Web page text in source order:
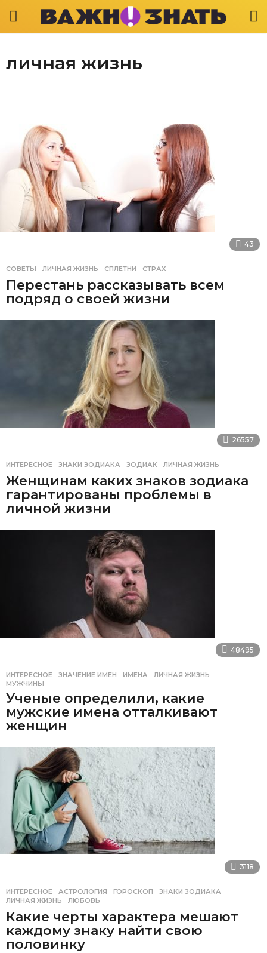
личная жизнь
43
СОВЕТЫ ЛИЧНАЯ ЖИЗНЬ ,СПЛЕТНИ ,СТРАХ
Перестань рассказывать всем
подряд о своей жизни
26557
ИНТЕРЕСНОЕ ЗНАКИ ЗОДИАКА ,ЗОДИАК ,ЛИЧНАЯ ЖИЗНЬ
Женщинам каких знаков зодиака
гарантированы проблемы в
личной жизни
48495
ИНТЕРЕСНОЕ ЗНАЧЕНИЕ ИМЕН ,ИМЕНА ,ЛИЧНАЯ ЖИЗНЬ
МУЖЧИНЫ
Ученые определили, какие
мужские имена отталкивают
женщин
3118
ИНТЕРЕСНОЕ АСТРОЛОГИЯ ,ГОРОСКОП ,ЗНАКИ ЗОДИАКА
ЛИЧНАЯ ЖИЗНЬ
,ЛЮБОВЬ
Какие черты характера мешают
каждому знаку найти свою
половинку